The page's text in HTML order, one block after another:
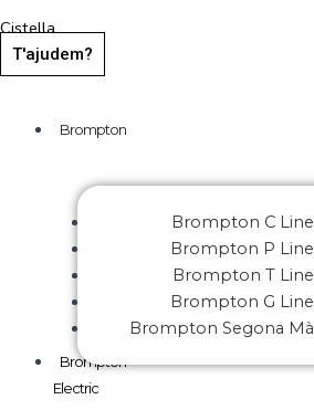
Cistella
T'ajudem?
Brompton
Brompton C Line
Brompton P Line
Brompton T Line
Brompton G Line
Brompton Segona Mà
Brompton
Electric